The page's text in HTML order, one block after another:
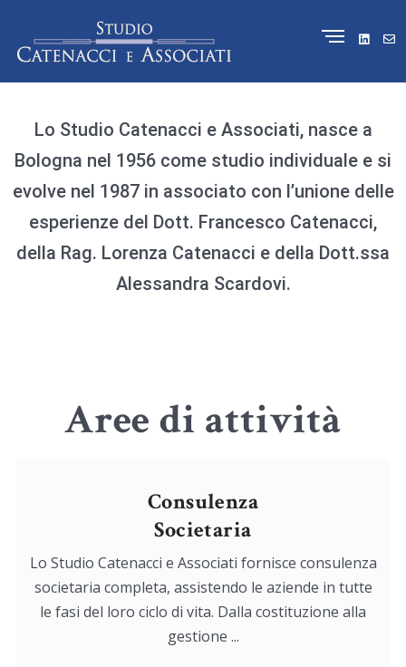
Lo Studio Catenacci e Associati, nasce a
Bologna nel 1956 come studio individuale e si
evolve nel 1987 in associato con l’unione delle
esperienze del Dott. Francesco Catenacci,
della Rag. Lorenza Catenacci e della Dott.ssa
Alessandra Scardovi.
Aree di attività
Consulenza
Societaria
Lo Studio Catenacci e Associati fornisce consulenza
societaria completa, assistendo le aziende in tutte
le fasi del loro ciclo di vita. Dalla costituzione alla
gestione ...